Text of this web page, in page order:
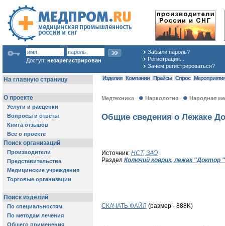
Доступ: незарегистрирован
Забыли пароль?
Регистрация...
Зачем регистрироваться?
Изделия Компании Прайсы Спрос
Медтехника Наркология Народная
Общие сведения о Лежаке
Источник: НСТ, ЗАО
Раздел Колючий коврик, лежак
СКАЧАТЬ ФАЙЛ (размер - 888K)